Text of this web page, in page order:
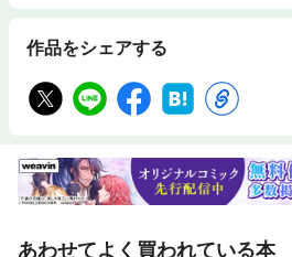
作品をシェアする
あわせてよく買われている本